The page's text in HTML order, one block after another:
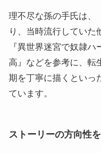
理不尽な孫の手氏は、
り、当時流行していた
『異世界迷宮で奴隷
高』などを参考に、転
期を丁寧に描くといっ
ています。
ストーリーの方向性